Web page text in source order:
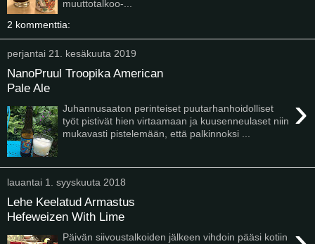
muuttotalkoo-...
2 kommenttia:
perjantai 21. kesäkuuta 2019
NanoPruul Troopika American
Pale Ale
›
Juhannusaaton perinteiset puutarhanhoidolliset
työt pistivät hien virtaamaan ja kuusenneulaset niin
mukavasti pistelemään, että palkinnoksi ...
lauantai 1. syyskuuta 2018
Lehe Keelatud Armastus
Hefeweizen With Lime
Päivän siivoustalkoiden jälkeen vihdoin pääsi kotiin